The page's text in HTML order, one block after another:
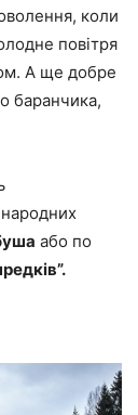
коли
повітря
А ще добре
баранчика,
або по